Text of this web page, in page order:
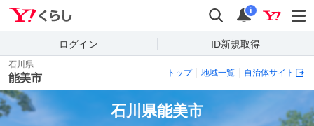
検索 通知
i
ログイン ID新規取得
石川県
能美市 トップ 地域一覧 自治体サイト
石川県能美市